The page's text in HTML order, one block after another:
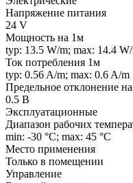
Напряжение питания
24 V
Мощность на 1м
typ: 13.5 W/m; max: 14.4
Ток потребления 1м
typ: 0.56 A/m; max: 0.6 A/m
Предельное отклонение
0.5 В
Эксплуатационные
Диапазон рабочих
min: -30 °C; max: 45 °C
Место применения
Только в помещении
Управление